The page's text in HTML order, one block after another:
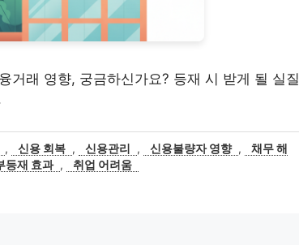
거래 영향, 궁금하신가요? 등재 시 받게 될 실질
, 신용 회복 , 신용관리 , 신용불량자 영향 ,
채무 해
등재 효과 , 취업 어려움